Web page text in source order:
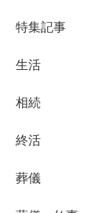
特集記事
生活
相続
終活
葬儀